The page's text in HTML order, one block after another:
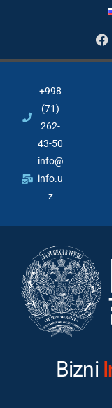
+998
(71)
262-
43-50
info@
info.u
z
Bizni